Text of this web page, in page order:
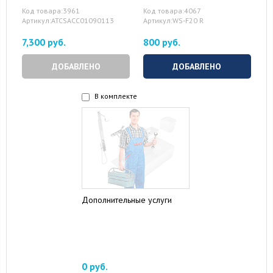
Код товара:3961
Артикул:ATCSACC01090113
7,300 руб.
ДОБАВЛЕНО
Код товара:4067
Артикул:WS-F20 R
800 руб.
ДОБАВЛЕНО
В комплекте
Дополнительные услуги
0 руб.